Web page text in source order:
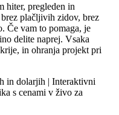
hiter, pregleden in
plačljivih zidov, brez
Če vam to pomaga, je
delite naprej. Vsaka
in ohranja projekt pri